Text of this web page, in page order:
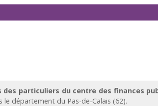
des particuliers du centre des finances
département du Pas-de-Calais (62).